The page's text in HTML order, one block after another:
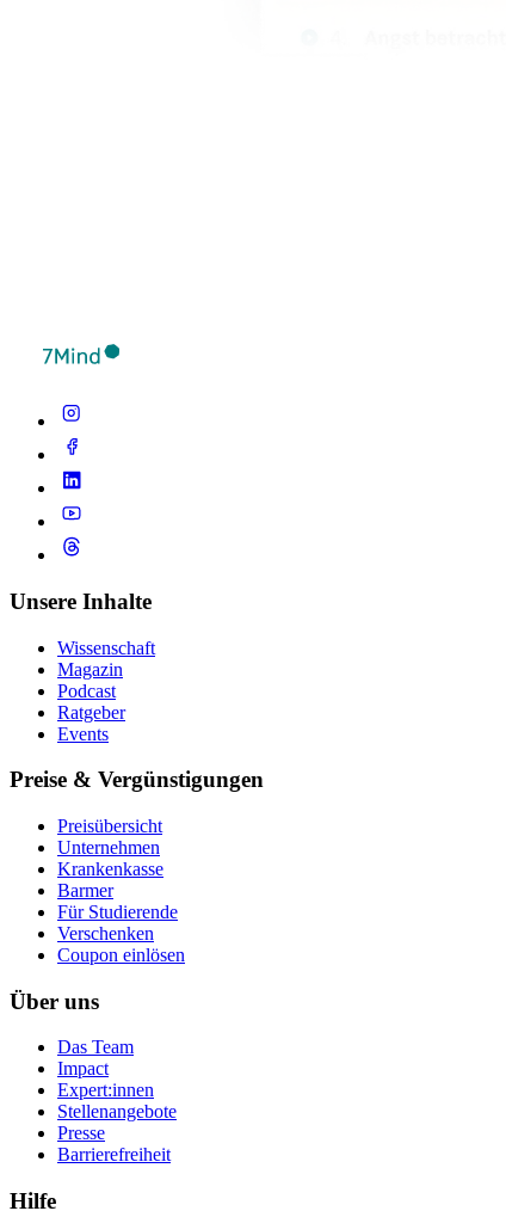
Unsere Inhalte
Wissenschaft
Magazin
Podcast
Ratgeber
Events
Preise & Vergünstigungen
Preisübersicht
Unternehmen
Krankenkasse
Barmer
Für Studierende
Ver­schen­ken
Coupon einlösen
Über uns
Das Team
Impact
Expert:innen
Stellenangebote
Presse
Barrierefreiheit
Hilfe